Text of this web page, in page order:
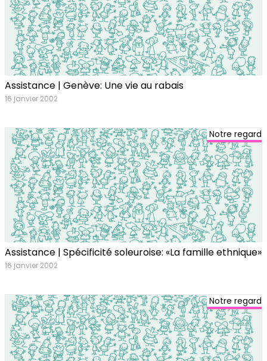
Assistance | Genève: Une vie au rabais
16 janvier 2002
Notre regard
Assistance | Spécificité soleuroise: «La famille ethnique»
16 janvier 2002
Notre regard